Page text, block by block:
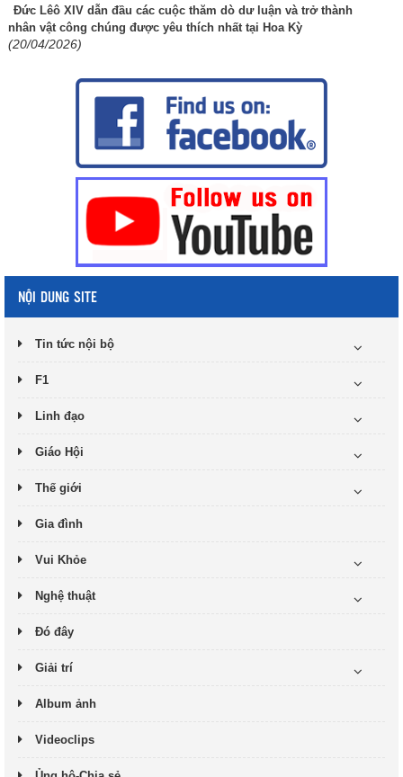
Đức Lêô XIV dẫn đầu các cuộc thăm dò dư luận và trở thành
nhân vật công chúng được yêu thích nhất tại Hoa Kỳ
(20/04/2026)
NỘI DUNG SITE
Tin tức nội bộ
F1
Linh đạo
Giáo Hội
Thế giới
Gia đình
Vui Khỏe
Nghệ thuật
Đó đây
Giải trí
Album ảnh
Videoclips